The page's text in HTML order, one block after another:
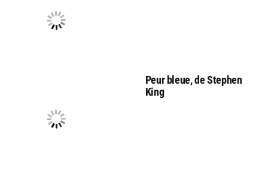
Peur bleue, de Stephen
King